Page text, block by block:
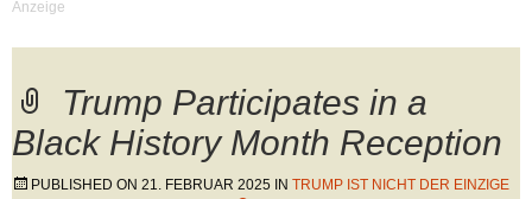
Trump Participates in a
Black History Month Reception
PUBLISHED ON 21. FEBRUAR 2025 IN TRUMP IST NICHT DER EINZIGE